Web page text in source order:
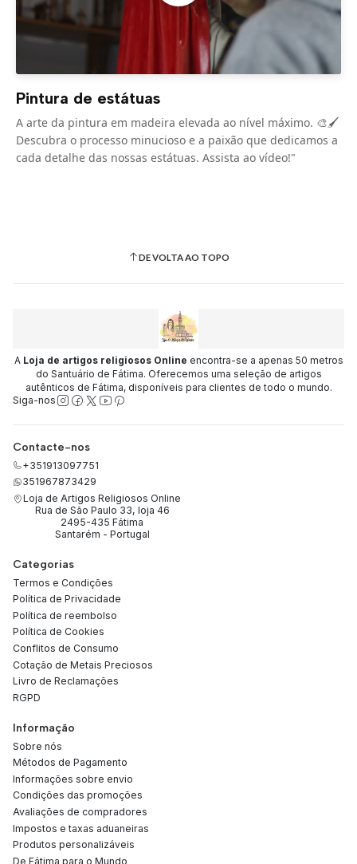
Pintura de estátuas
A arte da pintura em madeira elevada ao nível máximo. 🎨🖌️
Descubra o processo minucioso e a paixão que dedicamos a
cada detalhe das nossas estátuas. Assista ao vídeo!"
DE VOLTA AO TOPO
A Loja de artigos religiosos Online encontra-se a apenas 50 metros
do Santuário de Fátima. Oferecemos uma seleção de artigos
autênticos de Fátima, disponíveis para clientes de todo o mundo.
Siga-nos
Contacte-nos
+351913097751
351967873429
Loja de Artigos Religiosos Online
Rua de São Paulo 33, loja 46
2495-435 Fátima
Santarém - Portugal
Categorias
Termos e Condições
Política de Privacidade
Política de reembolso
Política de Cookies
Conflitos de Consumo
Cotação de Metais Preciosos
Livro de Reclamações
RGPD
Informação
Sobre nós
Métodos de Pagamento
Informações sobre envio
Condições das promoções
Avaliações de compradores
Impostos e taxas aduaneiras
Produtos personalizáveis
De Fátima para o Mundo